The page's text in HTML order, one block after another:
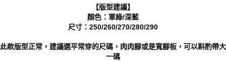
【版型建議】
顏色：軍綠/深藍
尺寸：250/260/270/280/290
此款版型正常，建議選平常穿的尺碼，肉肉腳或是寬腳板，可以斟酌帶大
一碼